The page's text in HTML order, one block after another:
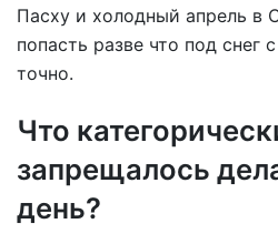
Пасху и холодный апрель
попасть разве что под
точно.
Что
запрещалось
день?